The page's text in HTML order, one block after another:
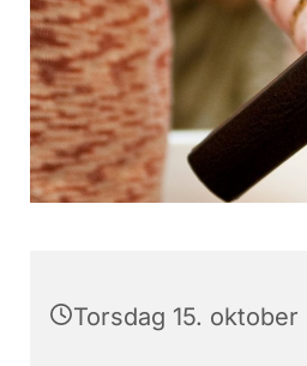
Torsdag 15. oktober